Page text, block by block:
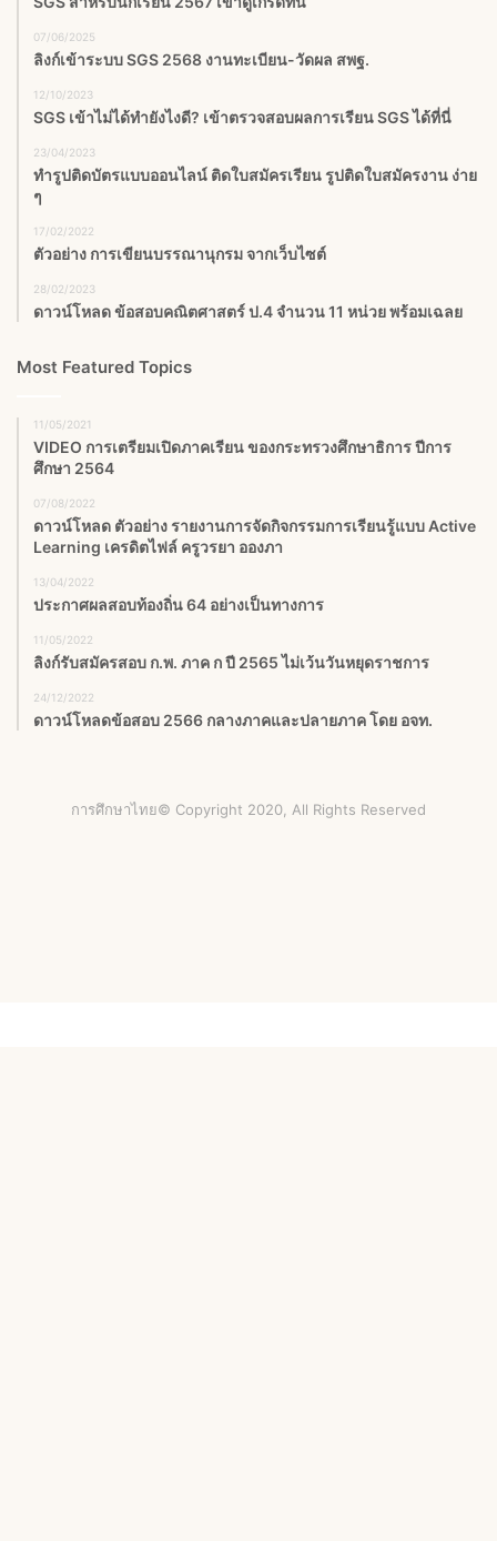
07/06/2025
ลิงก์เข้าระบบ SGS 2568 งานทะเบียน-วัดผล สพฐ.
12/10/2023
SGS เข้าไม่ได้ทำยังไงดี? เข้าตรวจสอบผลการเรียน SGS ได้ที่นี่
23/04/2023
ทำรูปติดบัตรแบบออนไลน์ ติดใบสมัครเรียน รูปติดใบสมัครงาน ง่าย
ๆ
17/02/2022
ตัวอย่าง การเขียนบรรณานุกรม จากเว็บไซต์
28/02/2023
ดาวน์โหลด ข้อสอบคณิตศาสตร์ ป.4 จำนวน 11 หน่วย พร้อมเฉลย
Most Featured Topics
11/05/2021
VIDEO การเตรียมเปิดภาคเรียน ของกระทรวงศึกษาธิการ ปีการ
ศึกษา 2564
07/08/2022
ดาวน์โหลด ตัวอย่าง รายงานการจัดกิจกรรมการเรียนรู้แบบ Active
Learning เครดิตไฟล์ ครูวรยา อองภา
13/04/2022
ประกาศผลสอบท้องถิ่น 64 อย่างเป็นทางการ
11/05/2022
ลิงก์รับสมัครสอบ ก.พ. ภาค ก ปี 2565 ไม่เว้นวันหยุดราชการ
24/12/2022
ดาวน์โหลดข้อสอบ 2566 กลางภาคและปลายภาค โดย อจท.
การศึกษาไทย© Copyright 2020, All Rights Reserved